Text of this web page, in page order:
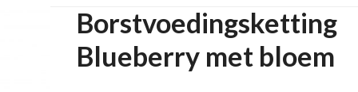
Borstvoedingsketting
Blueberry met bloem